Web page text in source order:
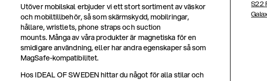
Utöver mobilskal erbjuder vi ett stort sortiment av väskor
och mobiltillbehör, så som skärmskydd, mobilringar,
hållare, wristlets, phone straps och suction
mounts. Många av våra produkter är magnetiska för en
smidigare användning, eller har andra egenskaper så som
MagSafe-kompatibilitet.
Hos IDEAL OF SWEDEN hittar du något för alla stilar och
S22